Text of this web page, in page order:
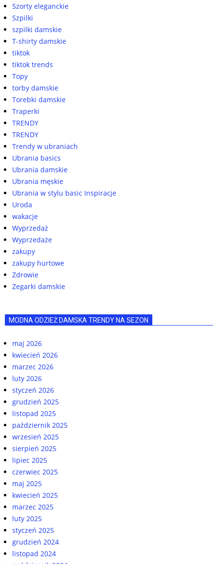
Szorty eleganckie
Szpilki
szpilki damskie
T-shirty damskie
tiktok
tiktok trends
Topy
torby damskie
Torebki damskie
Traperki
TRENDY
TRENDY
Trendy w ubraniach
Ubrania basics
Ubrania damskie
Ubrania męskie
Ubrania w stylu basic Inspiracje
Uroda
wakacje
Wyprzedaż
Wyprzedaże
zakupy
zakupy hurtowe
Zdrowie
Zegarki damskie
MODNA ODZIEŻ DAMSKA TRENDY NA SEZON
maj 2026
kwiecień 2026
marzec 2026
luty 2026
styczeń 2026
grudzień 2025
listopad 2025
październik 2025
wrzesień 2025
sierpień 2025
lipiec 2025
czerwiec 2025
maj 2025
kwiecień 2025
marzec 2025
luty 2025
styczeń 2025
grudzień 2024
listopad 2024